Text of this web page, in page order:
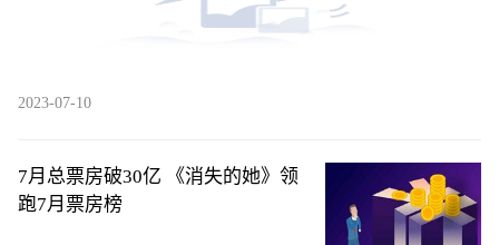
2023-07-10
7月总票房破30亿 《消失的她》领
跑7月票房榜